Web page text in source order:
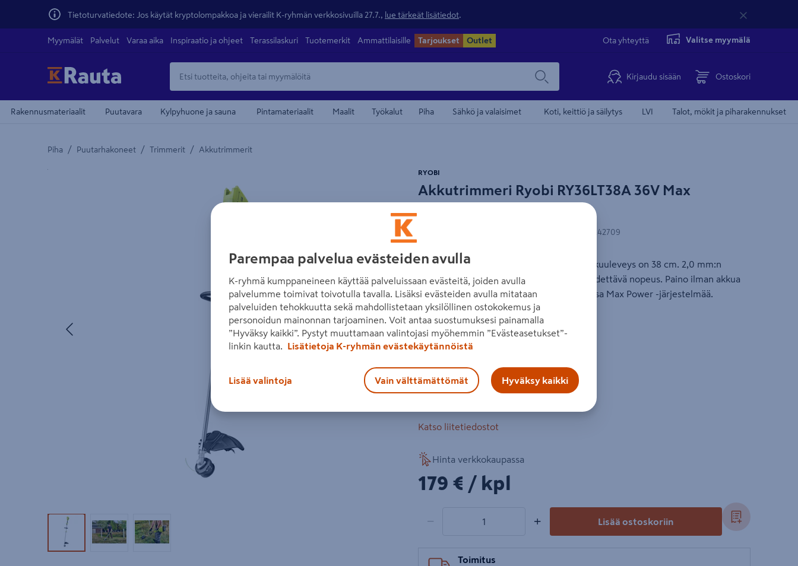
Tietoturvatiedote: Jos käytät kryptolompakkoa ja vierailit K-ryhmän verkkosivuilla 27.7., lue tärkeät lisätiedot
Myymälät Palvelut Varaa aika Inspiraatio ja ohjeet Terassilaskuri Tuotemerkit Ammattilaisille Tarjoukset Outlet Ota yhteyttä Valitse myymälä
Kirjaudu sisään Ostoskori
Rakennusmateriaalit Puutavara Kylpyhuone ja sauna Pintamateriaalit Maalit Työkalut Piha Sähkö ja valaisimet Koti, keittiö ja säilytys LVI Talot, mökit ja piharakennukset
Piha / Puutarhakoneet / Trimmerit / Akkutrimmerit
Yksityiskohtainen kuvaus löytyy Tuotteen kuvaus -maamerkistä
Seuraava
Tuotekuva 1Tuotekuva 2Tuotekuva 3
Akkutrimmeri Ryobi RY36LT38A 36V Max
RYOBI
4892210242709
36 V Max Power -akkutrimmeri, jonka leikkuuleveys on 38 cm. 2,0 mm:n
tuplasiima tehokkaaseen leikkuuseen. Säädettävä nopeus. Paino ilman akkua
4,4 kg. Akku ja laturi myydään erikseen. Osa Max Power -järjestelmää.
38 cm leikkuuleveys
2,0 mm tuplasiima
runkoversio
Katso liitetiedostot
Hinta verkkokaupassa
179€/kpl
179 € / kpl
− + Lisää ostoskoriin
Toimitus
Parempaa palvelua evästeiden avulla
K-ryhmä kumppaneineen käyttää palveluissaan evästeitä, joiden avulla
palvelumme toimivat toivotulla tavalla. Lisäksi evästeiden avulla mitataan
palveluiden tehokkuutta sekä mahdollistetaan yksilöllinen ostokokemus ja
personoidun mainonnan tarjoaminen. Voit antaa suostumuksesi painamalla
”Hyväksy kaikki”. Pystyt muuttamaan valintojasi myöhemmin ”Evästeasetukset”-
linkin kautta.
Lisätietoja K-ryhmän evästekäytännöistä
Lisää valintoja Vain välttämättömät Hyväksy kaikki